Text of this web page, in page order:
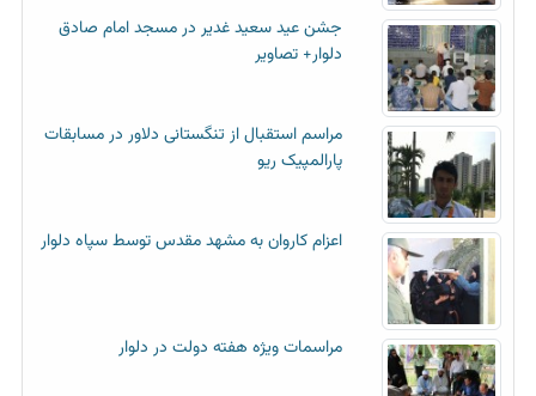
جشن عید سعید غدیر در مسجد امام صادق
دلوار+ تصاویر
مراسم استقبال از تنگستانی دلاور در مسابقات
پارالمپیک ریو
اعزام کاروان به مشهد مقدس توسط سپاه دلوار
مراسمات ویژه هفته دولت در دلوار